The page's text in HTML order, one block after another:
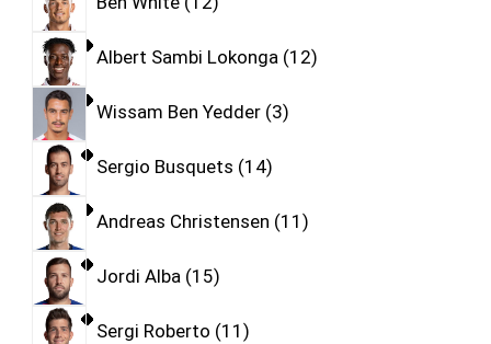
Albert Sambi Lokonga 12
Wissam Ben Yedder 3
Sergio Busquets 14
Andreas Christensen 11
Jordi Alba 15
Sergi Roberto 11